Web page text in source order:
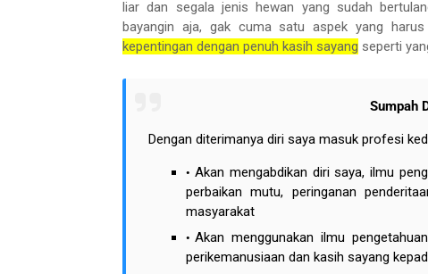
liar dan segala jenis hewan yang sudah
bayangin aja, gak cuma satu aspek yang harus
kepentingan dengan penuh kasih sayang seperti
Sumpah
Dengan diterimanya diri saya masuk profesi
Akan mengabdikan diri saya, ilmu
perbaikan mutu, peringanan
masyarakat
Akan menggunakan ilmu
perikemanusiaan dan kasih sayang